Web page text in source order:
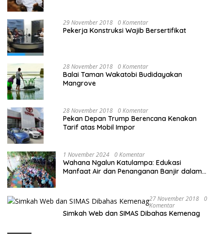
29 November 2018 0 Komentar
Pekerja Konstruksi Wajib Bersertifikat
28 November 2018 0 Komentar
Balai Taman Wakatobi Budidayakan
Mangrove
28 November 2018 0 Komentar
Pekan Depan Trump Berencana Kenakan
Tarif atas Mobil Impor
1 November 2024 0 Komentar
Wahana Ngalun Katulampa: Edukasi
Manfaat Air dan Penanganan Banjir dalam
27 November 2018 0
Komentar
Simkah Web dan SIMAS Dibahas Kemenag